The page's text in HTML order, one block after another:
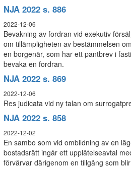
NJA 2022 s. 886
2022-12-06
Bevakning av fordran vid exekutiv
om tillämpligheten av bestämmelsen
en borgenär, som har ett pantbrev i
bevaka en fordran.
NJA 2022 s. 869
2022-12-06
Res judicata vid ny talan om
NJA 2022 s. 858
2022-12-02
En sambo som vid ombildning av en
bostadsrätt ingår ett upplåtelseavtal
förvärvar därigenom en tillgång som